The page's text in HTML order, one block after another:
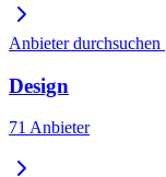
Anbieter durchsuchen
Design
71 Anbieter